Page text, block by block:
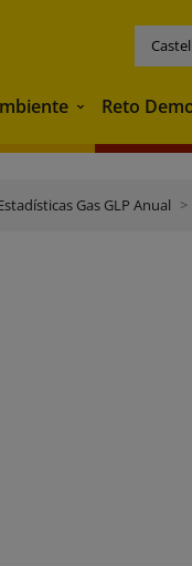
Medio
Reto
Gas GLP Anual